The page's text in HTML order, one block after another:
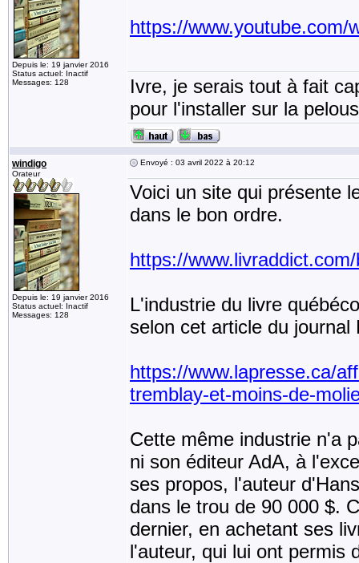
Depuis le: 19 janvier 2016
Status actuel: Inactif
Messages: 128
https://www.youtube.com/
Ivre, je serais tout à fait
pour l'installer sur la
windigo
Orateur
Depuis le: 19 janvier 2016
Status actuel: Inactif
Messages: 128
Envoyé : 03 avril 2022 à 20:12
Voici un site qui présente
dans le bon ordre.
https://
L'industrie du livre
selon cet article du journal
https://www.lapresse.ca/
tremblay-et-moins-de-
Cette même industrie n'a
ni son éditeur AdA, à
ses propos, l'auteur
dans le trou de 90 000 $.
dernier, en achetant ses
l'auteur, qui lui ont permis